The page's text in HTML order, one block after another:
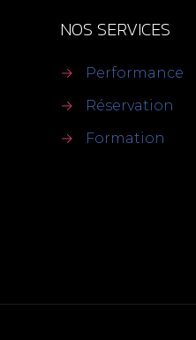
NOS SERVICES
→
Performance
→
Réservation
→
Formation